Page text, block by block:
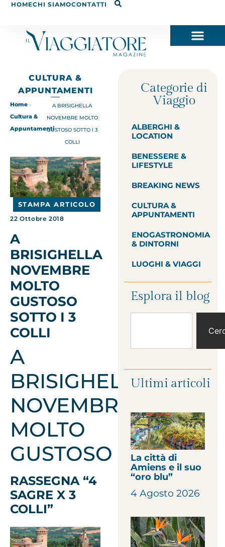
HOMECHI SIAMOCONTATTI
CULTURA &
APPUNTAMENTI
Home -
Cultura &
Appuntamenti
A BRISIGHELLA
NOVEMBRE MOLTO
GUSTOSO SOTTO I 3
COLLI
STAMPA ARTICOLO
22 Ottobre 2018
A
BRISIGHELLA
NOVEMBRE
MOLTO
GUSTOSO
SOTTO I 3
COLLI
A
BRISIGHELLA
NOVEMBRE
MOLTO
GUSTOSO
RASSEGNA “4
SAGRE X 3
COLLI”
Categorie di
Viaggio
ALBERGHI &
LOCATION
BENESSERE &
LIFESTYLE
BREAKING NEWS
CULTURA &
APPUNTAMENTI
ENOGASTRONOMIA
& DINTORNI
LUOGHI & VIAGGI
Esplora il blog
Ultimi articoli
La città di
Amiens e il suo
“oro blu”
4 Agosto 2026